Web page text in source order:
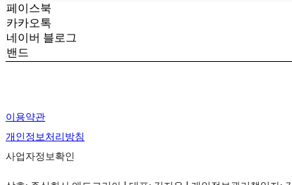
페이스북
카카오톡
네이버 블로그
밴드
이용약관
개인정보처리방침
사업자정보확인